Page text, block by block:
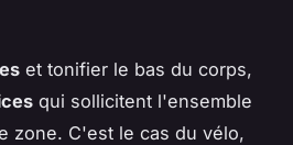
et tonifier le bas du corps,
qui sollicitent l'ensemble
zone. C'est le cas du vélo,